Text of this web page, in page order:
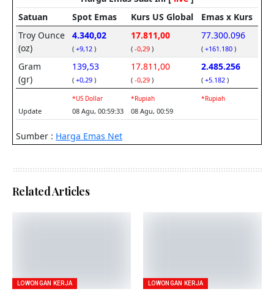
Related Articles
LOWONGAN KERJA LOWONGAN KERJA